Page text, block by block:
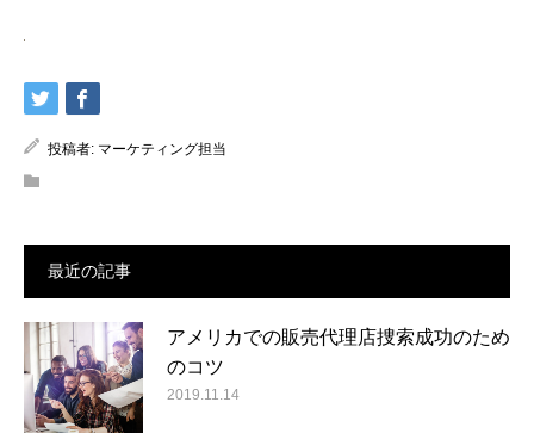
投稿者: マーケティング担当
最近の記事
アメリカでの販売代理店捜索成功のため
のコツ
2019.11.14